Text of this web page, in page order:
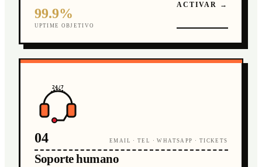
99.9%
UPTIME OBJETIVO
ACTIVAR →
24/7
04 EMAIL · TEL · WHATSAPP · TICKETS
Soporte humano